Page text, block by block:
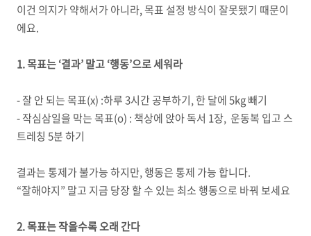
이건 의지가 약해서가 아니라, 목표 설정 방식이 잘못됐기 때문이
에요.
1. 목표는 ‘결과’ 말고 ‘행동’으로 세워라
- 잘 안 되는 목표(x) :하루 3시간 공부하기, 한 달에 5kg 빼기
- 작심삼일을 막는 목표(o) : 책상에 앉아 독서 1장, 운동복 입고 스
트레칭 5분 하기
결과는 통제가 불가능 하지만, 행동은 통제 가능 합니다.
“잘해야지” 말고 지금 당장 할 수 있는 최소 행동으로 바꿔 보세요
2. 목표는 작을수록 오래 간다